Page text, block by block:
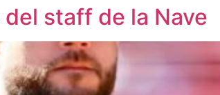
staff de la Nave